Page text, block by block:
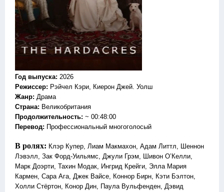
Год выпуска: 2026
Режиссер: Рэйчел Кэри, Киерон Джей. Уолш
Жанр: Драма
Страна: Великобритания
Продолжительность: ~ 00:48:00
Перевод: Профессиональный многоголосый
В ролях: Клэр Купер, Лиам Макмахон, Адам Литтл, Шеннон
Лэвэлл, Зак Форд‑Уильямс, Джули Грэм, Шивон О’Келли,
Марк Доэрти, Тахин Модак, Ингрид Крейги, Элла Мария
Кармен, Сара Ага, Джек Вайсе, Коннор Бирн, Кэти Бэлтон,
Холли Стёртон, Конор Дин, Паула Вульфенден, Дэвид